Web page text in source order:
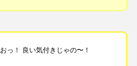
おっ！ 良い気付きじゃの〜！